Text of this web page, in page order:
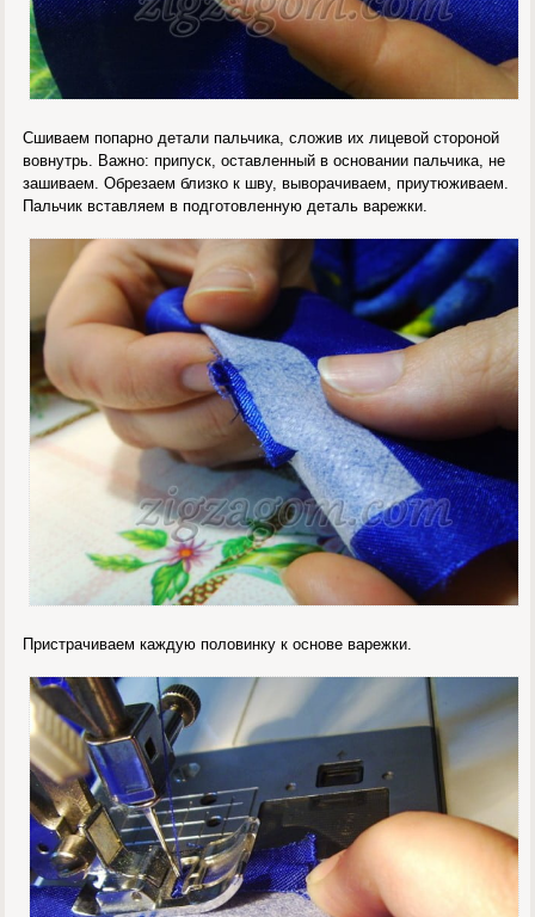
Сшиваем попарно детали пальчика, сложив их лицевой стороной
вовнутрь. Важно: припуск, оставленный в основании пальчика, не
зашиваем. Обрезаем близко к шву, выворачиваем, приутюживаем.
Пальчик вставляем в подготовленную деталь варежки.
Пристрачиваем каждую половинку к основе варежки.